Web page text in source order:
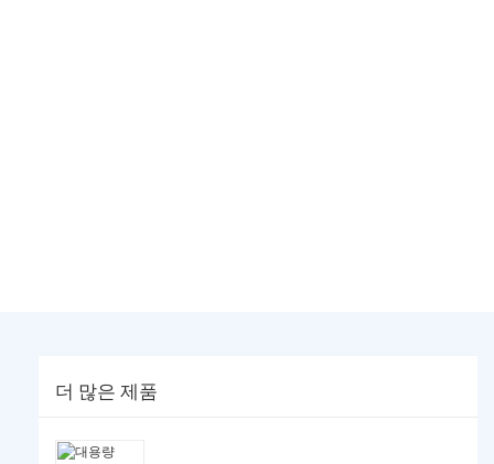
더 많은 제품